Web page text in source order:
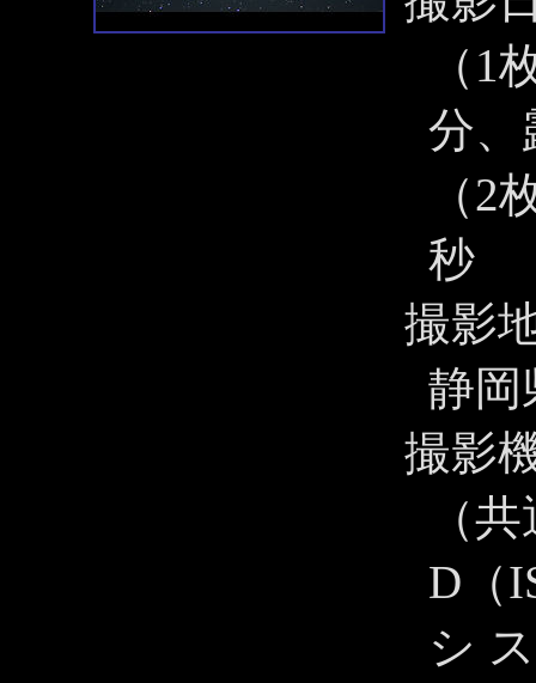
（1
分、
（2
秒
撮影
静岡
撮影
（
D（
シ